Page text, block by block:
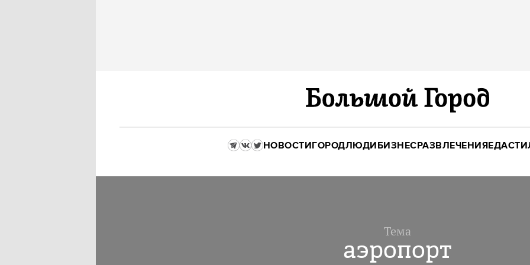
НОВОСТИГОРОДЛЮДИБИЗНЕСРАЗВЛЕЧЕНИЯЕДА
Тема
аэропорт